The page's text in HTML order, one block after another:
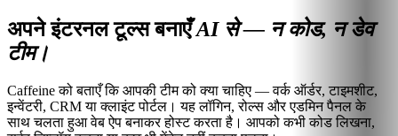
अपने इंटरनल टूल्स बनाएँAI से — न कोड, न डेव
टीम।
Caffeine को बताएँ कि आपकी टीम को क्या चाहिए — वर्क ऑर्डर, टाइमशीट,
इन्वेंटरी, CRM या क्लाइंट पोर्टल। यह लॉगिन, रोल्स और एडमिन पैनल के
साथ चलता हुआ वेब ऐप बनाकर होस्ट करता है। आपको कभी कोड लिखना,